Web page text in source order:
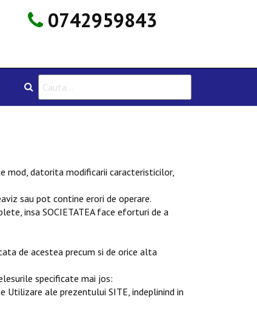
0742959843
mod, datorita modificarii caracteristicilor,
sau pot contine erori de operare.
insa SOCIETATEA face eforturi de a
de acestea precum si de orice alta
specificate mai jos:
Utilizare ale prezentului SITE, indeplinind in